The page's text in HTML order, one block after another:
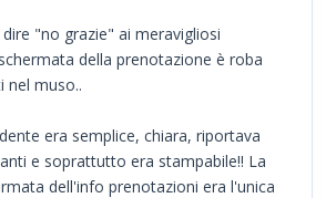
"no grazie" ai meravigliosi
della prenotazione è roba
nel muso..
era semplice, chiara, riportava
e soprattutto era stampabile!! La
dell'info prenotazioni era l'unica